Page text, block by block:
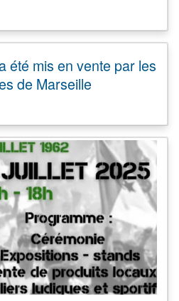
été mis en vente par les
de Marseille